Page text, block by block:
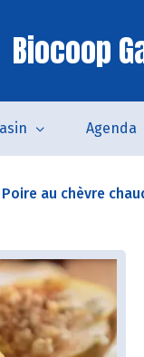
Biocoop
Agenda
Poire au chèvre